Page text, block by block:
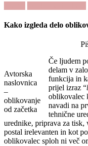
Kako izgleda delo
Avtorska
naslovnica
–
oblikovanje
od začetka
Če ljudem
delam v
funkcija in
prijel izraz “
oblikovalec
navadi na
tehnične
urednike, priprava za tisk,
postal irelevanten in kot
oblikovalec sploh ni več